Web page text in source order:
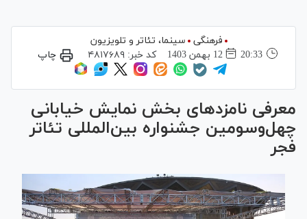
فرهنگی
سینما،‌ تئاتر و تلویزیون
20:33
12 بهمن 1403 کد خبر: ۴۸۱۷۶۸۹ چاپ
معرفی نامزدهای بخش نمایش خیابانی
چهل‌و‌سومین جشنواره بین‌المللی تئاتر
فجر